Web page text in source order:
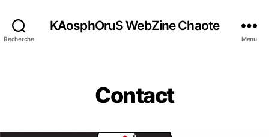
Recherche
KAosphOruS WebZine Chaote
Menu
a
t
g
Contact